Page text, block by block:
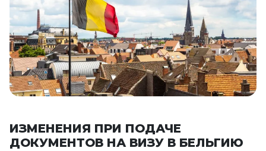
ИЗМЕНЕНИЯ ПРИ ПОДАЧЕ
ДОКУМЕНТОВ НА ВИЗУ В БЕЛЬГИЮ